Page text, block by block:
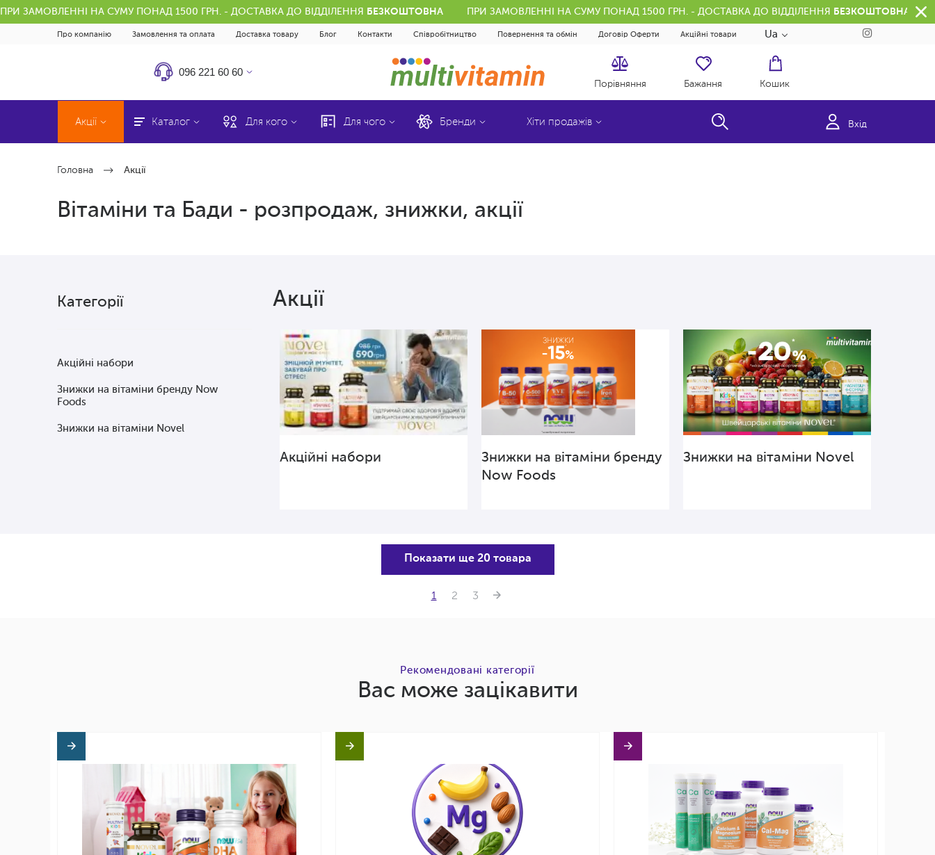
ПРИ ЗАМОВЛЕННІ НА СУМУ ПОНАД 1500 ГРН. - ДОСТАВКА ДО ВІДДІЛЕННЯ БЕЗКОШТОВНА ПРИ ЗАМОВЛЕННІ НА СУМУ ПОНАД 1500 ГРН. - ДОСТАВКА ДО ВІДДІЛЕННЯ БЕЗКОШТОВНА
Про компанію Замовлення та оплата Доставка товару Блог Контакти Співробітництво Повернення та обмін Договір Оферти Акційні товари Ua
096 221 60 60
Бажання
Порівняння Кошик
Акції Каталог Для кого Для чого Бренди Хіти продажів Вхід
Головна Акції
Вітаміни та Бади - розпродаж, знижки, акції
Категорії
Акційні набори
Знижки на вітаміни бренду Now
Foods
Знижки на вітаміни Novel
Акції
Акційні набори
Знижки на вітаміни бренду
Now Foods
Знижки на вітаміни Novel
Показати ще 20 товара
1 2 3
Рекомендовані категорії
Вас може зацікавити